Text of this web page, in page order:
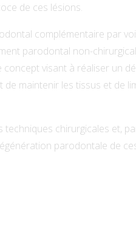
de ces lésions.
complémentaire par
parodontal non-
visant à réaliser un
maintenir les tissus et de
techniques chirurgicales et,
parodontale de